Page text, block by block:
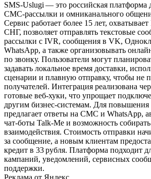
SMS‑Uslugi — это российская платформа
СМС‑рассылки и омниканального
Сервис работает более 15 лет,
СНГ, позволяет отправлять текстовые
рассылки с IVR, сообщения в VK,
WhatsApp, а также организовывать
по звонку. Пользователи могут
задавать локальное время доставки,
сценарии и плавную отправку, чтобы не
получателей. Интеграция реализована
готовые веб‑хуки, что упрощает
другим бизнес‑системам. Для повышения
предлагает ответы на СМС и WhatsApp,
чат‑боты Talk‑Me и возможность
взаимодействия. Стоимость отправки
за сообщение, а новым клиентам
кредит в 33 рубля. Платформа подходит
кампаний, уведомлений, сервисных
поддержки.